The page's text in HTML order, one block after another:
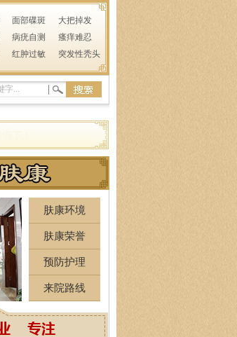
面部碟斑
大把掉发
病疣自测
瘙痒难忍
红肿过敏 突发性秃头
肤康环境
肤康荣誉
预防护理
来院路线